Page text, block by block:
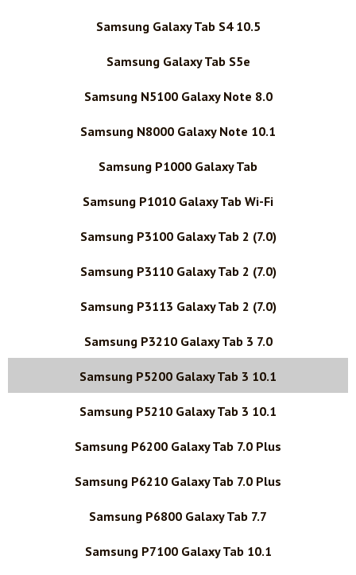
Samsung Galaxy Tab S4 10.5
Samsung Galaxy Tab S5e
Samsung N5100 Galaxy Note 8.0
Samsung N8000 Galaxy Note 10.1
Samsung P1000 Galaxy Tab
Samsung P1010 Galaxy Tab Wi-Fi
Samsung P3100 Galaxy Tab 2 (7.0)
Samsung P3110 Galaxy Tab 2 (7.0)
Samsung P3113 Galaxy Tab 2 (7.0)
Samsung P3210 Galaxy Tab 3 7.0
Samsung P5200 Galaxy Tab 3 10.1
Samsung P5210 Galaxy Tab 3 10.1
Samsung P6200 Galaxy Tab 7.0 Plus
Samsung P6210 Galaxy Tab 7.0 Plus
Samsung P6800 Galaxy Tab 7.7
Samsung P7100 Galaxy Tab 10.1